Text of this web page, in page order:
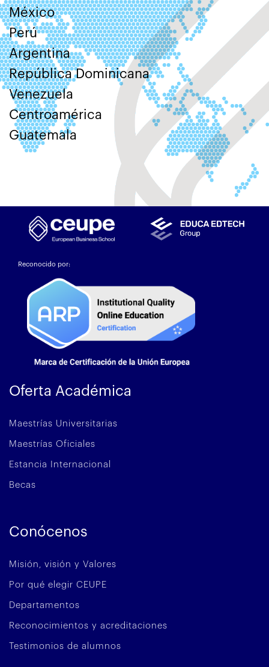
México
Perú
Argentina
República Dominicana
Venezuela
Centroamérica
Guatemala
Reconocido por:
Oferta Académica
Maestrías Universitarias
Maestrías Oficiales
Estancia Internacional
Becas
Conócenos
Misión, visión y Valores
Por qué elegir CEUPE
Departamentos
Reconocimientos y acreditaciones
Testimonios de alumnos